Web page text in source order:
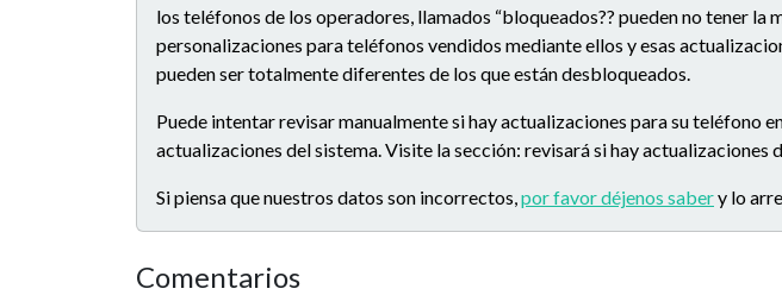
los teléfonos de los operadores, llamados “bloqueados?? pueden no tener
personalizaciones para teléfonos vendidos mediante ellos y esas
pueden ser totalmente diferentes de los que están desbloqueados.
Puede intentar revisar manualmente si hay actualizaciones para su teléfono
actualizaciones del sistema. Visite la sección: revisará si hay actualizaciones
Si piensa que nuestros datos son incorrectos,por favor déjenos sabery lo
Comentarios